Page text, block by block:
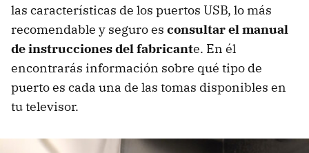
las características de los puertos USB, lo más
recomendable y seguro es consultar el manual
de instrucciones del fabricante. En él
encontrarás información sobre qué tipo de
puerto es cada una de las tomas disponibles en
tu televisor.